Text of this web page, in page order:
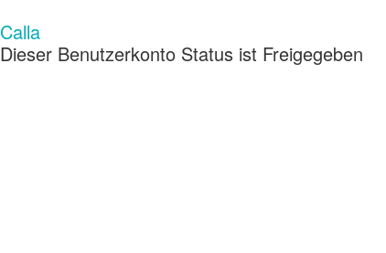
Calla
Dieser Benutzerkonto Status ist Freigegeben